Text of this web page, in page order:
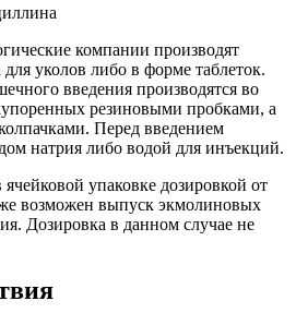
компании производят
уколов либо в форме таблеток.
введения производятся во
резиновыми пробками, а
Перед введением
натрия либо водой для инъекций.
упаковке дозировкой от
возможен выпуск экмолиновых
Дозировка в данном случае не